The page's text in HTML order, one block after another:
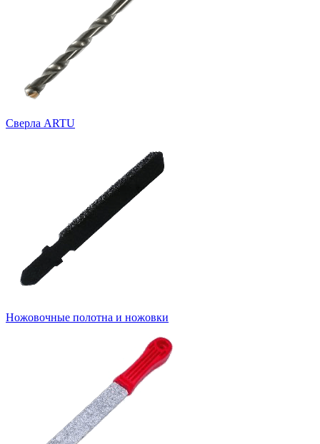
Cверла ARTU
Ножовочные полотна и ножовки